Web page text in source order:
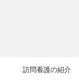
訪問看護の紹介